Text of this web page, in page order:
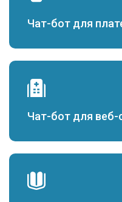
Чат-бот для
Чат-бот для веб-